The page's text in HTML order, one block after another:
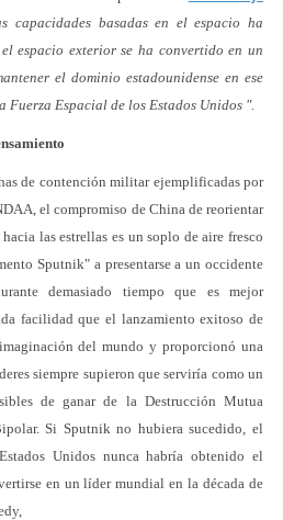
capacidades basadas en el espacio ha
espacio exterior se ha convertido en un
el dominio estadounidense en ese
Fuerza Espacial de los Estados Unidos ".
de contención militar ejemplificadas por
el compromiso de China de reorientar
las estrellas es un soplo de aire fresco
Sputnik" a presentarse a un occidente
demasiado tiempo que es mejor
facilidad que el lanzamiento exitoso de
del mundo y proporcionó una
siempre supieron que serviría como un
de ganar de la Destrucción Mutua
Si Sputnik no hubiera sucedido, el
Unidos nunca habría obtenido el
en un líder mundial en la década de